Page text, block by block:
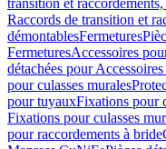
transition et
Raccords de transition et
démontablesFermetures
FermeturesAccessoires
détachées pour
pour culasses murales
pour tuyauxFixations pour
Fixations pour culasses
pour raccordements à bride